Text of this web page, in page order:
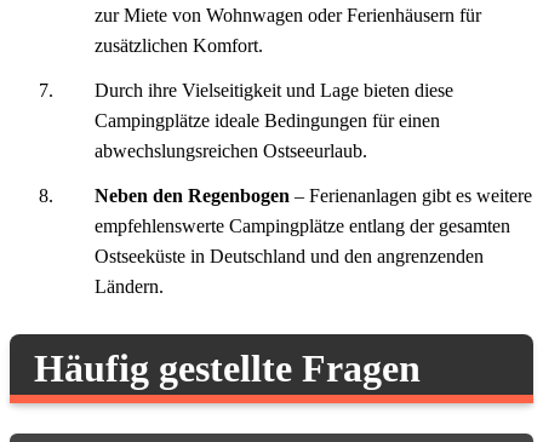
zur Miete von Wohnwagen oder Ferienhäusern für
zusätzlichen Komfort.
Durch ihre Vielseitigkeit und Lage bieten diese
Campingplätze ideale Bedingungen für einen
abwechslungsreichen Ostseeurlaub.
Neben den Regenbogen – Ferienanlagen gibt es weitere
empfehlenswerte Campingplätze entlang der gesamten
Ostseeküste in Deutschland und den angrenzenden
Ländern.
Häufig gestellte Fragen